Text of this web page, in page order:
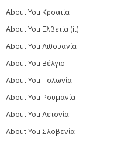
About You Κροατία
About You Ελβετία (it)
About You Λιθουανία
About You Βέλγιο
About You Πολωνία
About You Ρουμανία
About You Λετονία
About You Σλοβενία